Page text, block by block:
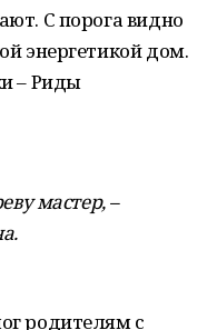
С порога видно
энергетикой дом.
– Риды
мастер, –
родителям с